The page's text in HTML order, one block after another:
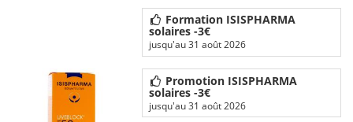
Formation ISISPHARMA
solaires -3€
jusqu'au 31 août 2026
Promotion ISISPHARMA
solaires -3€
jusqu'au 31 août 2026